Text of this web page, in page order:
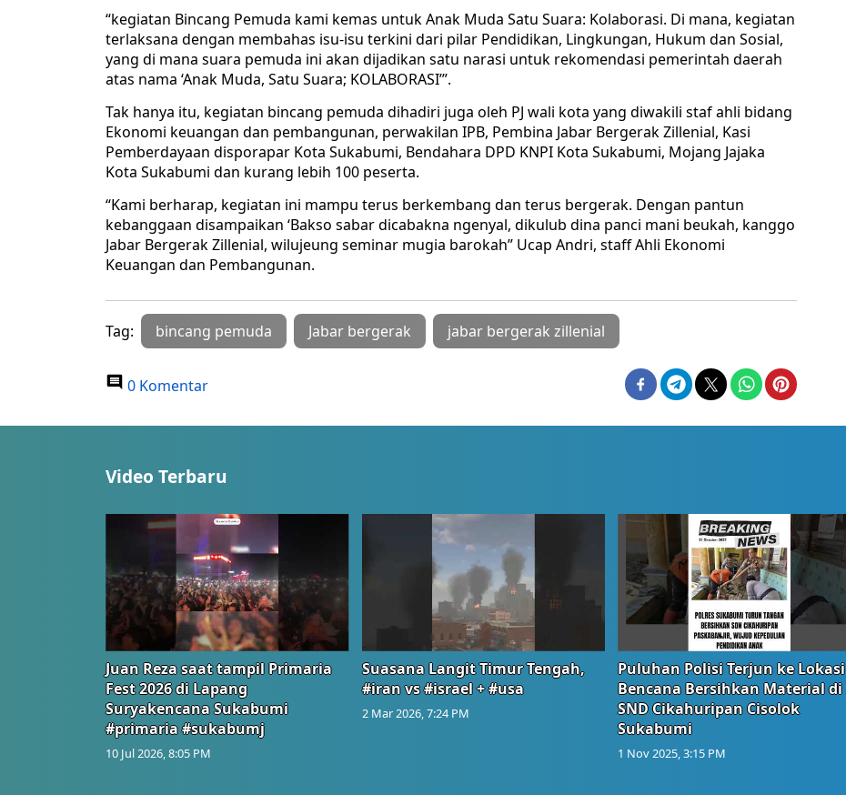
“kegiatan Bincang Pemuda kami kemas untuk Anak Muda Satu Suara: Kolaborasi. Di mana, kegiatan
terlaksana dengan membahas isu-isu terkini dari pilar Pendidikan, Lingkungan, Hukum dan Sosial,
yang di mana suara pemuda ini akan dijadikan satu narasi untuk rekomendasi pemerintah daerah
atas nama ‘Anak Muda, Satu Suara; KOLABORASI’”.
Tak hanya itu, kegiatan bincang pemuda dihadiri juga oleh PJ wali kota yang diwakili staf ahli bidang
Ekonomi keuangan dan pembangunan, perwakilan IPB, Pembina Jabar Bergerak Zillenial, Kasi
Pemberdayaan disporapar Kota Sukabumi, Bendahara DPD KNPI Kota Sukabumi, Mojang Jajaka
Kota Sukabumi dan kurang lebih 100 peserta.
“Kami berharap, kegiatan ini mampu terus berkembang dan terus bergerak. Dengan pantun
kebanggaan disampaikan ‘Bakso sabar dicabakna ngenyal, dikulub dina panci mani beukah, kanggo
Jabar Bergerak Zillenial, wilujeung seminar mugia barokah” Ucap Andri, staff Ahli Ekonomi
Keuangan dan Pembangunan.
Tag: bincang pemuda Jabar bergerak jabar bergerak zillenial
0 Komentar
Video Terbaru
Juan Reza saat tampil Primaria
Fest 2026 di Lapang
Suryakencana Sukabumi
#primaria #sukabumj
10 Jul 2026, 8:05 PM
Suasana Langit Timur Tengah,
#iran vs #israel + #usa
2 Mar 2026, 7:24 PM
Puluhan Polisi Terjun ke Lokasi
Bencana Bersihkan Material di
SND Cikahuripan Cisolok
Sukabumi
1 Nov 2025, 3:15 PM